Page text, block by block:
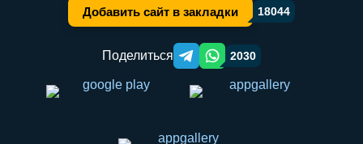
Добавить сайт в закладки 18044
Поделиться Telegram orqali ulashish
WhatsApp orqali ulashish
2030